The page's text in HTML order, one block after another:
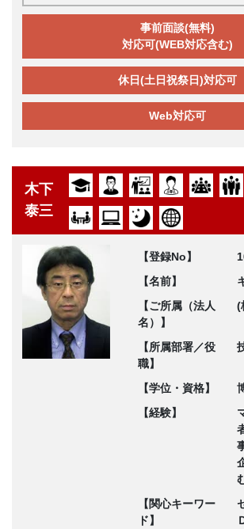
事前面談(無料)
対応可(WEB対応含む)
休日(土日祝祭日)対応可
Web対応可
木下
泰三
【登録No】
【名前】
【ご所属（法人
名）】
(
【所属部署／役
職】
【学位・資格】
【経験】
【関心キーワー
ド】